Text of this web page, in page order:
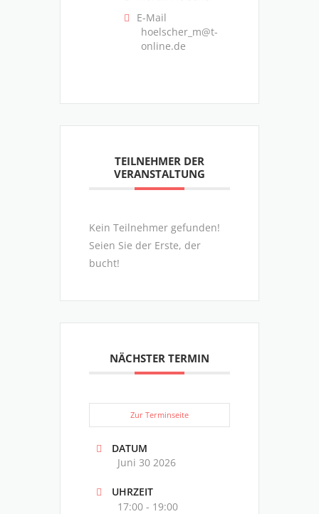
E-Mail
hoelscher_m@t-
online.de
TEILNEHMER DER
VERANSTALTUNG
Kein Teilnehmer gefunden!
Seien Sie der Erste, der
bucht!
NÄCHSTER TERMIN
Zur Terminseite
DATUM
Juni 30 2026
UHRZEIT
17:00 - 19:00